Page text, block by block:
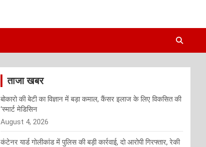
ताजा खबर
बोकारो की बेटी का विज्ञान में बड़ा कमाल, कैंसर इलाज के लिए विकसित की
‘स्मार्ट मेडिसिन
August 4, 2026
कंटेनर यार्ड गोलीकांड में पुलिस की बड़ी कार्रवाई, दो आरोपी गिरफ्तार, रेकी